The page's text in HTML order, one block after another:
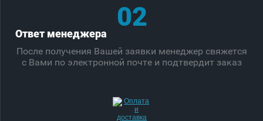
02
Ответ менеджера
После получения Вашей заявки менеджер свяжется
с Вами по электронной почте и подтвердит заказ